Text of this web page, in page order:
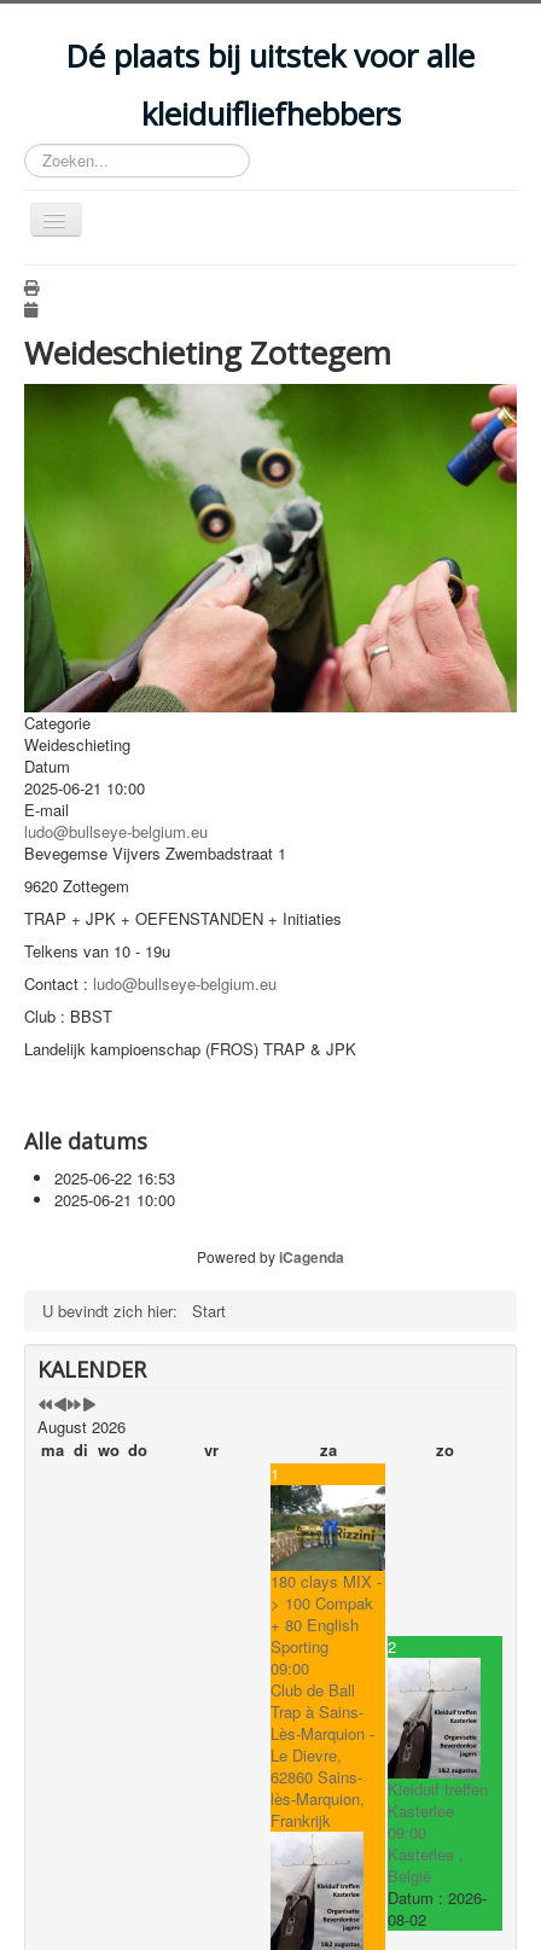
Dé plaats bij uitstek voor alle
kleiduifliefhebbers
Zoeken...
Schakelen
navigatie
EVENEMENTEN
ACCOMMODATIES
VERENIGINGEN
LINKS
CONTACT
PRIVACYBELEID
SITEMAP
Weideschieting Zottegem
Categorie
Weideschieting
Datum
2025-06-21 10:00
E-mail
ludo@bullseye-belgium.eu
Bevegemse Vijvers Zwembadstraat 1
9620 Zottegem
TRAP + JPK + OEFENSTANDEN + Initiaties
Telkens van 10 - 19u
Contact : ludo@bullseye-belgium.eu
Club : BBST
Landelijk kampioenschap (FROS) TRAP & JPK
Alle datums
2025-06-22 16:53
2025-06-21 10:00
Powered byiCagenda
U bevindt zich hier: Start
KALENDER
August 2026
ma di wo do vr za
zo
1
180 clays MIX -
> 100 Compak
+ 80 English
Sporting
09:00
Club de Ball
Trap à Sains-
Lès-Marquion -
Le Dievre,
62860 Sains-
lès-Marquion,
Frankrijk
2
Kleiduif treffen
Kasterlee
09:00
Kasterlee ,
België
Datum : 2026-
08-02